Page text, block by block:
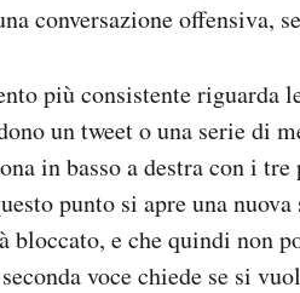
conversazione offensiva,
più consistente
un tweet o una serie di
in basso a destra con i
punto si apre una
bloccato, e che quindi non
voce chiede se si